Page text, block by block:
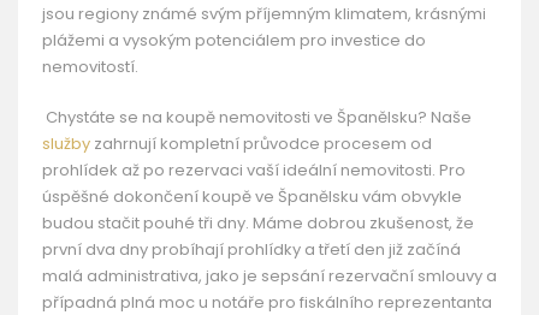
jsou regiony známé svým příjemným klimatem, krásnými
plážemi a vysokým potenciálem pro investice do
nemovitostí.
Chystáte se na koupě nemovitosti ve Španělsku? Naše
služby zahrnují kompletní průvodce procesem od
prohlídek až po rezervaci vaší ideální nemovitosti. Pro
úspěšné dokončení koupě ve Španělsku vám obvykle
budou stačit pouhé tři dny. Máme dobrou zkušenost, že
první dva dny probíhají prohlídky a třetí den již začíná
malá administrativa, jako je sepsání rezervační smlouvy a
případná plná moc u notáře pro fiskálního reprezentanta